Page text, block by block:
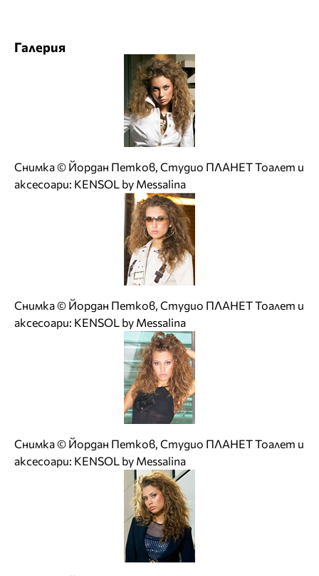
Галерия
Снимка © Йордан Петков, Студио ПЛАНЕТ Тоалет и
аксесоари: KENSOL by Messalina
Снимка © Йордан Петков, Студио ПЛАНЕТ Тоалет и
аксесоари: KENSOL by Messalina
Снимка © Йордан Петков, Студио ПЛАНЕТ Тоалет и
аксесоари: KENSOL by Messalina